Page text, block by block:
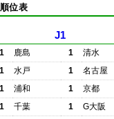
順位表
J1
1 鹿島 1
清水
1
水戸 1
名古屋
1
浦和 1
京都
1
千葉 1
G大阪